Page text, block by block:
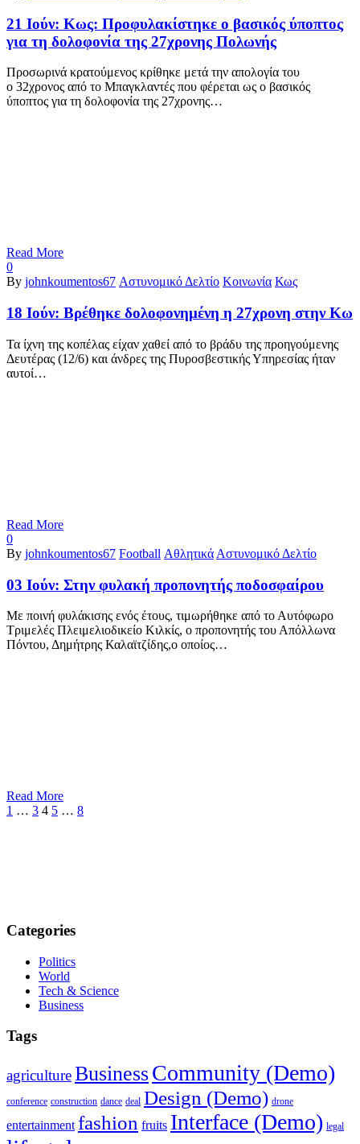
21 Ιούν: Κως: Προφυλακίστηκε ο βασικός ύποπτος
για τη δολοφονία της 27χρονης Πολωνής
Προσωρινά κρατούμενος κρίθηκε μετά την απολογία του
ο 32χρονος από το Μπαγκλαντές που φέρεται ως ο βασικός
ύποπτος για τη δολοφονία της 27χρονης…
Read More
0
By johnkoumentos67 Αστυνομικό Δελτίο Κοινωνία Κως
18 Ιούν: Βρέθηκε δολοφονημένη η 27χρονη στην Κω
Τα ίχνη της κοπέλας είχαν χαθεί από το βράδυ της προηγούμενης
Δευτέρας (12/6) και άνδρες της Πυροσβεστικής Υπηρεσίας ήταν
αυτοί…
Read More
0
By johnkoumentos67 Football Αθλητικά Αστυνομικό Δελτίο
03 Ιούν: Στην φυλακή προπονητής ποδοσφαίρου
Με ποινή φυλάκισης ενός έτους, τιμωρήθηκε από το Αυτόφωρο
Τριμελές Πλειμελιοδικείο Κιλκίς, ο προπονητής του Απόλλωνα
Πόντου, Δημήτρης Καλαϊτζίδης,ο οποίος…
Read More
1 … 3 4 5 … 8
Categories
Politics
World
Tech & Science
Business
Tags
agricultureBusinessCommunity (Demo)
conference construction dance deal Design (Demo) drone
entertainment fashion fruits Interface (Demo) legal